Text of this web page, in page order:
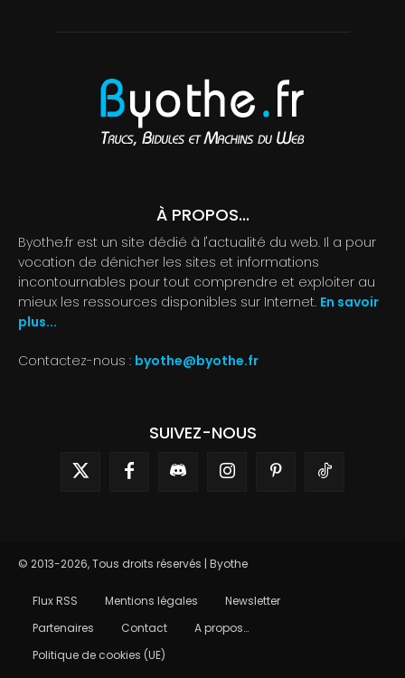
À PROPOS...
Byothe.fr est un site dédié à l'actualité du web. Il a pour
vocation de dénicher les sites et informations
incontournables pour tout comprendre et exploiter au
mieux les ressources disponibles sur Internet. En savoir
plus...
Contactez-nous : byothe@byothe.fr
SUIVEZ-NOUS
© 2013-2026, Tous droits réservés | Byothe
Flux RSS Mentions légales
Newsletter
Partenaires
Contact
A propos…
Politique de cookies (UE)